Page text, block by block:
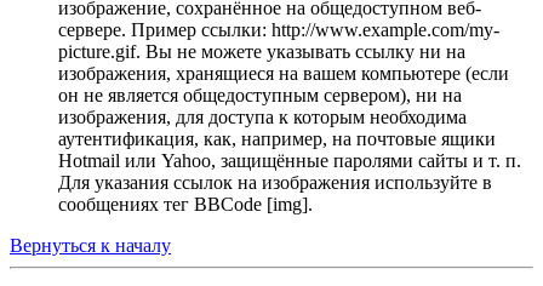
изображение, сохранённое на общедоступном веб-
сервере. Пример ссылки: http://www.example.com/my-
picture.gif. Вы не можете указывать ссылку ни на
изображения, хранящиеся на вашем компьютере (если
он не является общедоступным сервером), ни на
изображения, для доступа к которым необходима
аутентификация, как, например, на почтовые ящики
Hotmail или Yahoo, защищённые паролями сайты и т. п.
Для указания ссылок на изображения используйте в
сообщениях тег BBCode [img].
Вернуться к началу